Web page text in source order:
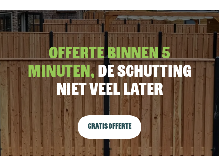
Offerte binnen 5
minuten,De schutting
niet veel later
Gratis offerte